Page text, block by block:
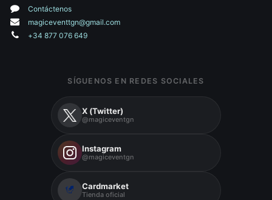
Contáctenos
magiceventtgn@gmail.com
+34 877 076 649
SÍGUENOS EN REDES SOCIALES
X (Twitter)
@magiceventgn
Instagram
@magiceventgn
Cardmarket
Tienda oficial